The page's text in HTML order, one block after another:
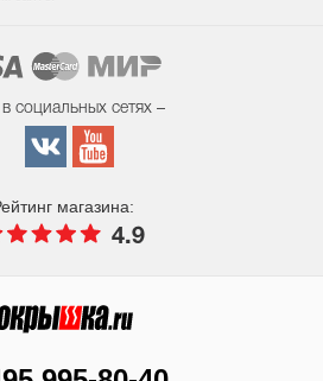
социальных сетях –
магазина:
4.9